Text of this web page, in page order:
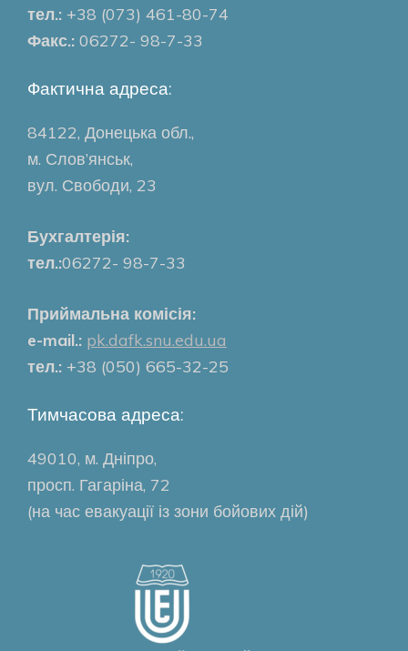
тел.: +38 (073) 461-80-74
Факс.: 06272- 98-7-33
Фактична адреса:
84122, Донецька обл.,
м. Слов’янськ,
вул. Свободи, 23
Бухгалтерія:
тел.:06272- 98-7-33
Приймальна комісія:
e-mail.: pk.dafk.snu.edu.ua
тел.: +38 (050) 665-32-25
Тимчасова адреса:
49010, м. Дніпро,
просп. Гагаріна, 72
(на час евакуації із зони бойових дій)